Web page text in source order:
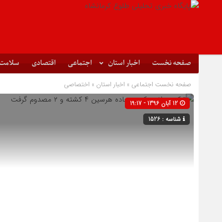
صفحه نخست اخبار استان اجتماعی اقتصادی
صفحه نخست اجتماعی » اخبار استان » اختصاصی
شناسه : 1526